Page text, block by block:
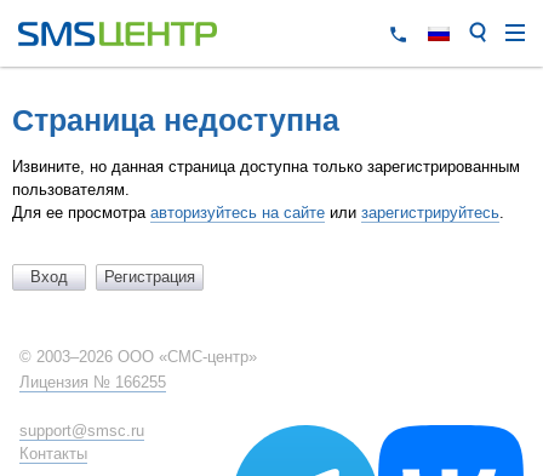
Страница недоступна
Извините, но данная страница доступна только зарегистрированным
пользователям.
Для ее просмотра авторизуйтесь на сайте или зарегистрируйтесь.
© 2003–2026 ООО «СМС-центр»
Лицензия № 166255
support@smsc.ru
Контакты